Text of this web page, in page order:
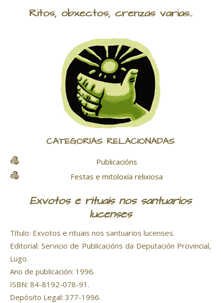
Ritos, obxectos, crenzas varias..
CATEGORÍAS RELACIONADAS
Publicacións
Festas e mitoloxía relixiosa
Exvotos e rituais nos santuarios
lucenses
Título: Exvotos e rituais nos santuarios lucenses.
Editorial: Servicio de Publicacións da Deputación Provincial,
Lugo.
Ano de publicación: 1996.
ISBN: 84-8192-078-91.
Depósito Legal: 377-1996.